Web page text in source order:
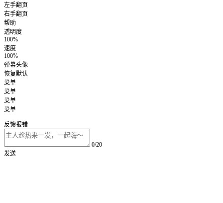
左手翻页
右手翻页
帮助
透明度
100%
速度
100%
弹幕头像
恢复默认
菜单
菜单
菜单
菜单
反馈报错
0/20
发送